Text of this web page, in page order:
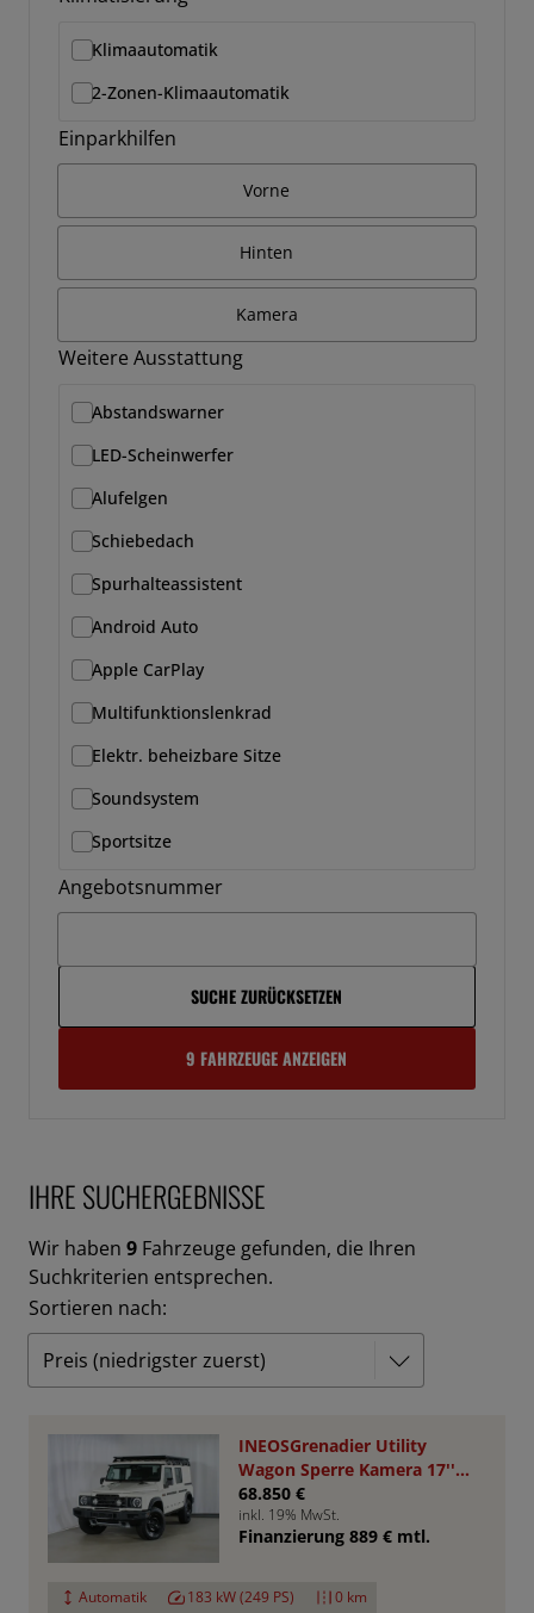
Klimaautomatik
2-Zonen-Klimaautomatik
Einparkhilfen
Vorne
Hinten
Kamera
Weitere Ausstattung
Abstandswarner
LED-Scheinwerfer
Alufelgen
Schiebedach
Spurhalteassistent
Android Auto
Apple CarPlay
Multifunktionslenkrad
Elektr. beheizbare Sitze
Soundsystem
Sportsitze
Angebotsnummer
SUCHE ZURÜCKSETZEN
9 FAHRZEUGE ANZEIGEN
IHRE SUCHERGEBNISSE
Wir haben 9 Fahrzeuge gefunden, die Ihren
Suchkriterien entsprechen.
Sortieren nach:
INEOSGrenadier Utility
Wagon Sperre Kamera 17''
AHK RHINO
68.850 €
inkl. 19% MwSt.
Finanzierung 889 € mtl.
Automatik 183 kW (249 PS)
0 km